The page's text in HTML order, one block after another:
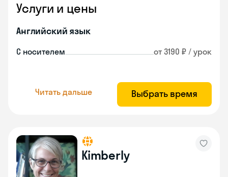
Услуги и цены
Английский язык
С носителем от 3190 ₽ / урок
Читать дальше Выбрать время
Kimberly